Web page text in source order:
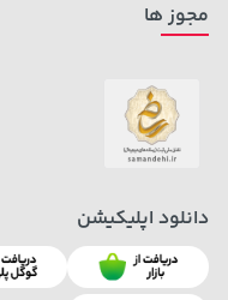
مجوز ها
دانلود اپلیکیشن